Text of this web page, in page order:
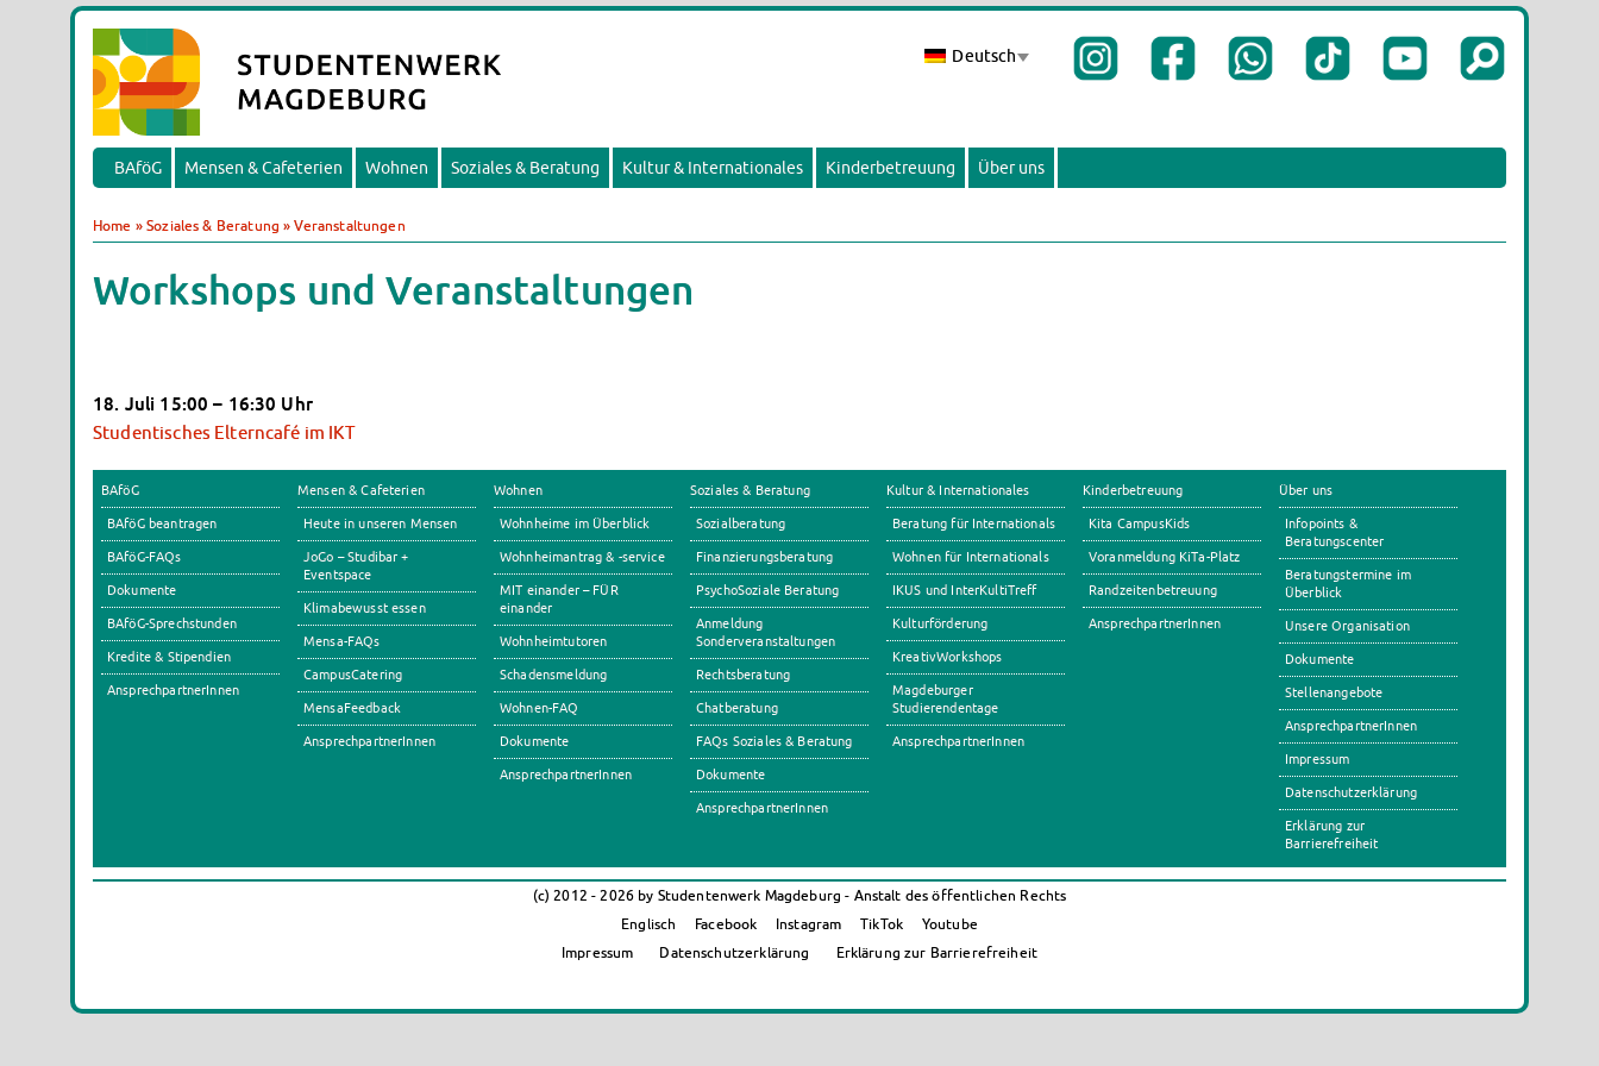
Deutsch
BAföG Mensen & Cafeterien Wohnen Soziales & Beratung Kultur & Internationales Kinderbetreuung Über uns
Home »Soziales & Beratung »Veranstaltungen
Workshops und Veranstaltungen
18. Juli 15:00 – 16:30 Uhr
Studentisches Elterncafé im IKT
BAföG
BAföG beantragen
BAföG-FAQs
Dokumente
BAföG-Sprechstunden
Kredite & Stipendien
AnsprechpartnerInnen
Mensen & Cafeterien
Heute in unseren Mensen
JoGo – Studibar +
Eventspace
Klimabewusst essen
Mensa-FAQs
CampusCatering
MensaFeedback
AnsprechpartnerInnen
Wohnen
Wohnheime im Überblick
Wohnheimantrag & -service
MIT einander – FÜR
einander
Wohnheimtutoren
Schadensmeldung
Wohnen-FAQ
Dokumente
AnsprechpartnerInnen
Soziales & Beratung
Sozialberatung
Finanzierungsberatung
PsychoSoziale Beratung
Anmeldung
Sonderveranstaltungen
Rechtsberatung
Chatberatung
FAQs Soziales & Beratung
Dokumente
AnsprechpartnerInnen
Kultur & Internationales
Beratung für Internationals
Wohnen für Internationals
IKUS und InterKultiTreff
Kulturförderung
KreativWorkshops
Magdeburger
Studierendentage
AnsprechpartnerInnen
Kinderbetreuung
Kita CampusKids
Voranmeldung KiTa-Platz
Randzeitenbetreuung
AnsprechpartnerInnen
Über uns
Infopoints &
Beratungscenter
Beratungstermine im
Überblick
Unsere Organisation
Dokumente
Stellenangebote
AnsprechpartnerInnen
Impressum
Datenschutzerklärung
Erklärung zur
Barrierefreiheit
(c) 2012 - 2026 by Studentenwerk Magdeburg - Anstalt des öffentlichen Rechts
Englisch
Facebook Instagram TikTok
Youtube
Impressum
Datenschutzerklärung Erklärung zur Barrierefreiheit